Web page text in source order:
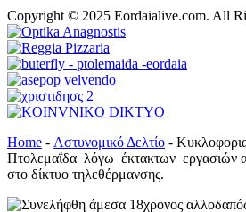
Copyright © 2025 Eordaialive.com. All
Home - Αστυνομικό Δελτίο -
Πτολεμαΐδα λόγω έκτακτων εργασιών
στο δίκτυο τηλεθέρμανσης.